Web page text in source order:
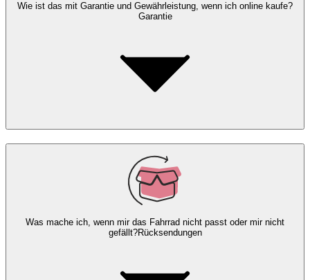
Wie ist das mit Garantie und Gewährleistung, wenn ich online kaufe?
Garantie
Was mache ich, wenn mir das Fahrrad nicht passt oder mir nicht
gefällt?Rücksendungen